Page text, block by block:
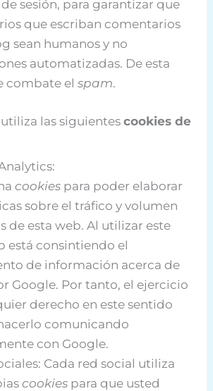
sesión, para garantizar que
que escriban comentarios
sean humanos y no
automatizadas. De esta
combate elspam.
las siguientescookies de
cookies para poder elaborar
sobre el tráfico y volumen
de esta web. Al utilizar este
está consintiendo el
de información acerca de
Google. Por tanto, el ejercicio
derecho en este sentido
comunicando
con Google.
Cada red social utiliza
cookies para que usted